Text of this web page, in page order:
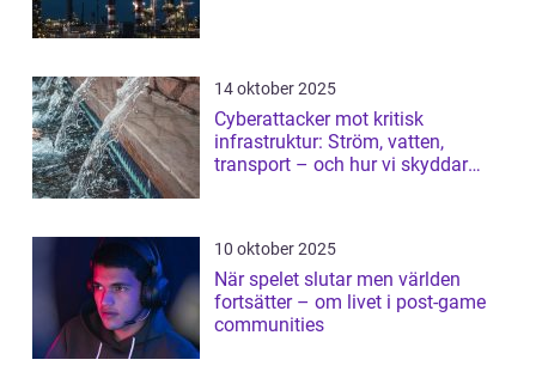
14 oktober 2025
Cyberattacker mot kritisk
infrastruktur: Ström, vatten,
transport – och hur vi skyddar
10 oktober 2025
När spelet slutar men världen
fortsätter – om livet i post-game
communities